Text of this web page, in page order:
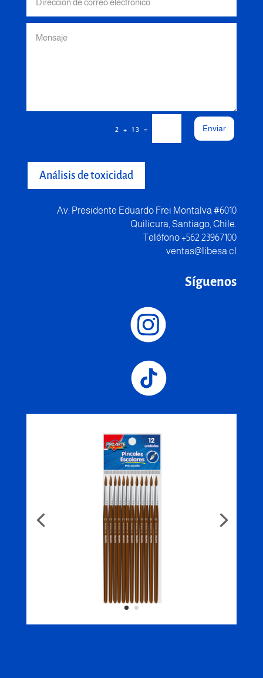
2 + 13 = Enviar
Análisis de toxicidad
Av. Presidente Eduardo Frei Montalva #6010
Quilicura, Santiago, Chile.
Teléfono +562 23967100
ventas@libesa.cl
Síguenos